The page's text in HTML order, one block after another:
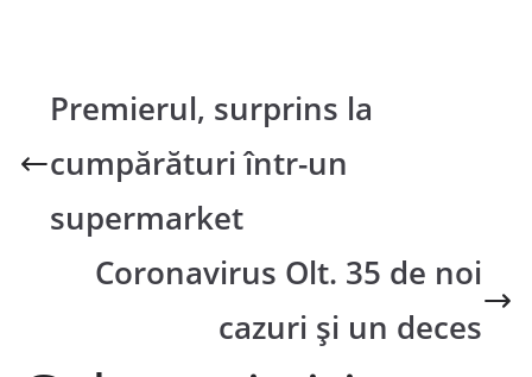
Premierul, surprins la
cumpărături într-un
supermarket
Coronavirus Olt. 35 de noi
cazuri și un deces